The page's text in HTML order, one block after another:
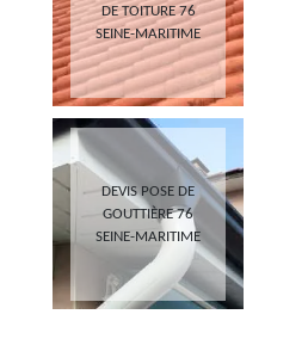
DE TOITURE 76
SEINE-MARITIME
DEVIS POSE DE
GOUTTIÈRE 76
SEINE-MARITIME